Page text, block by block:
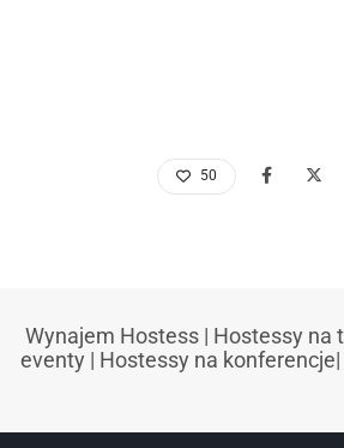
50
Wynajem Hostess| Hostessy na
eventy | Hostessy na konferencje|